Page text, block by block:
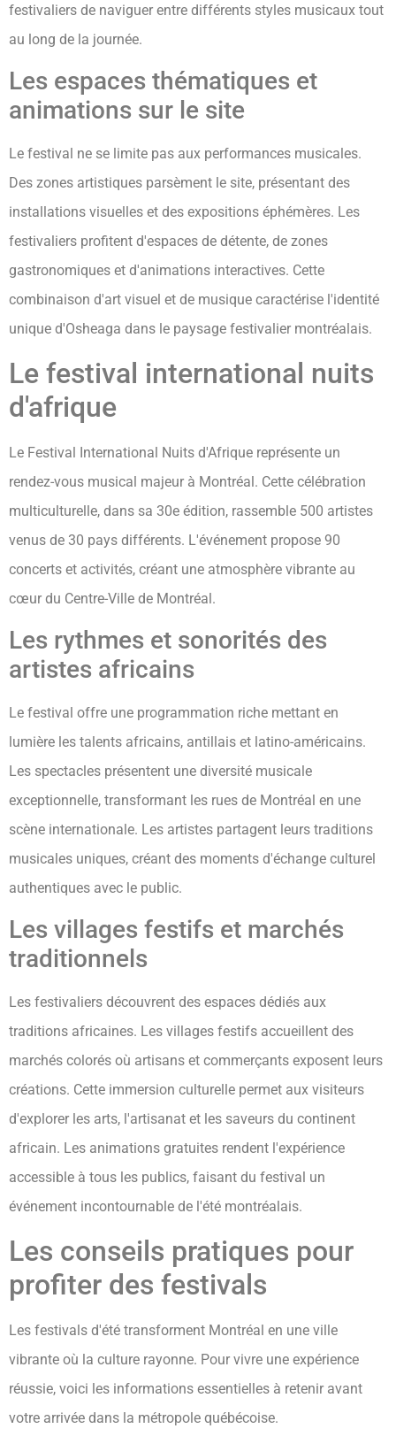
festivaliers de naviguer entre différents styles musicaux tout
au long de la journée.
Les espaces thématiques et
animations sur le site
Le festival ne se limite pas aux performances musicales.
Des zones artistiques parsèment le site, présentant des
installations visuelles et des expositions éphémères. Les
festivaliers profitent d'espaces de détente, de zones
gastronomiques et d'animations interactives. Cette
combinaison d'art visuel et de musique caractérise l'identité
unique d'Osheaga dans le paysage festivalier montréalais.
Le festival international nuits
d'afrique
Le Festival International Nuits d'Afrique représente un
rendez-vous musical majeur à Montréal. Cette célébration
multiculturelle, dans sa 30e édition, rassemble 500 artistes
venus de 30 pays différents. L'événement propose 90
concerts et activités, créant une atmosphère vibrante au
cœur du Centre-Ville de Montréal.
Les rythmes et sonorités des
artistes africains
Le festival offre une programmation riche mettant en
lumière les talents africains, antillais et latino-américains.
Les spectacles présentent une diversité musicale
exceptionnelle, transformant les rues de Montréal en une
scène internationale. Les artistes partagent leurs traditions
musicales uniques, créant des moments d'échange culturel
authentiques avec le public.
Les villages festifs et marchés
traditionnels
Les festivaliers découvrent des espaces dédiés aux
traditions africaines. Les villages festifs accueillent des
marchés colorés où artisans et commerçants exposent leurs
créations. Cette immersion culturelle permet aux visiteurs
d'explorer les arts, l'artisanat et les saveurs du continent
africain. Les animations gratuites rendent l'expérience
accessible à tous les publics, faisant du festival un
événement incontournable de l'été montréalais.
Les conseils pratiques pour
profiter des festivals
Les festivals d'été transforment Montréal en une ville
vibrante où la culture rayonne. Pour vivre une expérience
réussie, voici les informations essentielles à retenir avant
votre arrivée dans la métropole québécoise.